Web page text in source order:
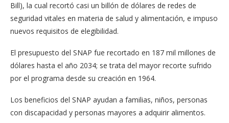
Bill), la cual recortó casi un billón de dólares de redes de
seguridad vitales en materia de salud y alimentación, e impuso
nuevos requisitos de elegibilidad.
El presupuesto del SNAP fue recortado en 187 mil millones de
dólares hasta el año 2034; se trata del mayor recorte sufrido
por el programa desde su creación en 1964.
Los beneficios del SNAP ayudan a familias, niños, personas
con discapacidad y personas mayores a adquirir alimentos.